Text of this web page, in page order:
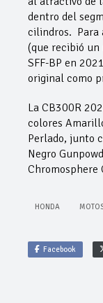
dentro del
cilindros. Para
(que recibió un
SFF-BP en
original como
La CB300R
colores
Perlado, junto
Negro
Chromosphere
HONDA
Facebook